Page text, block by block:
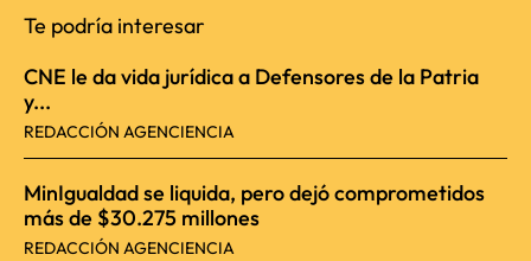
Te podría interesar
CNE le da vida jurídica a Defensores de la Patria
y...
REDACCIÓN AGENCIENCIA
MinIgualdad se liquida, pero dejó comprometidos
más de $30.275 millones
REDACCIÓN AGENCIENCIA